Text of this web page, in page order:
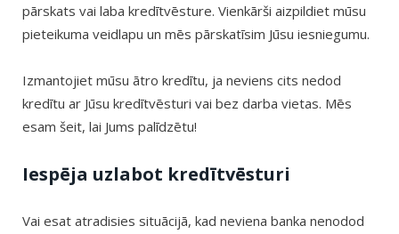
pārskats vai laba kredītvēsture. Vienkārši aizpildiet mūsu
pieteikuma veidlapu un mēs pārskatīsim Jūsu iesniegumu.
Izmantojiet mūsu ātro kredītu, ja neviens cits nedod
kredītu ar Jūsu kredītvēsturi vai bez darba vietas. Mēs
esam šeit, lai Jums palīdzētu!
Iespēja uzlabot kredītvēsturi
Vai esat atradisies situācijā, kad neviena banka nenodod